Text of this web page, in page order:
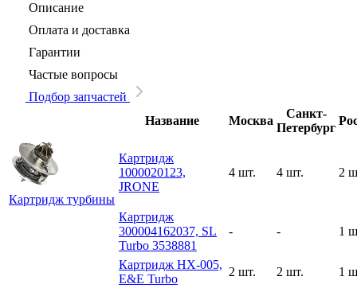
Описание
Оплата и доставка
Гарантии
Частые вопросы
Подбор запчастей
Название
Москва
Санкт-
Петербург
Картридж турбины
Картридж
1000020123,
JRONE
4 шт. 4 шт. 2
Картридж
300004162037, SL
Turbo 3538881
- - 1
Картридж HX-005,
E&E Turbo
2 шт. 2 шт. 1